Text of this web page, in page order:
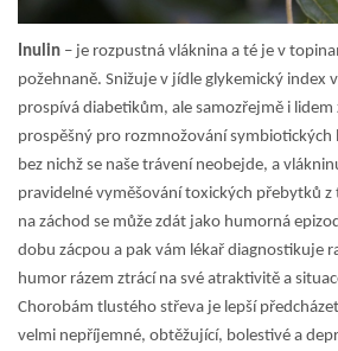
Inulin – je rozpustná vláknina a té je v
požehnaně. Snižuje v jídle glykemický index
prospívá diabetikům, ale samozřejmě i
prospěšný pro rozmnožování
bez nichž se naše trávení neobejde, a
pravidelné vyměšování toxických přebytků z
na záchod se může zdát jako humorná
dobu zácpou a pak vám lékař diagnostikuje
humor rázem ztrácí na své atraktivitě a
Chorobám tlustého střeva je lepší
velmi nepříjemné, obtěžující, bolestivé a